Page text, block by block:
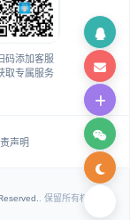
码添加客服
取专属服务
声明
. 保留所有权利